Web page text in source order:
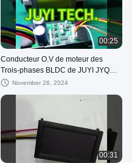
00:25
Conducteur O.V de moteur des
Trois-phases BLDC de JUYI JYQD-
6.5E/fréquence 1-20KHZ de L.V
November 26, 2024
00:31